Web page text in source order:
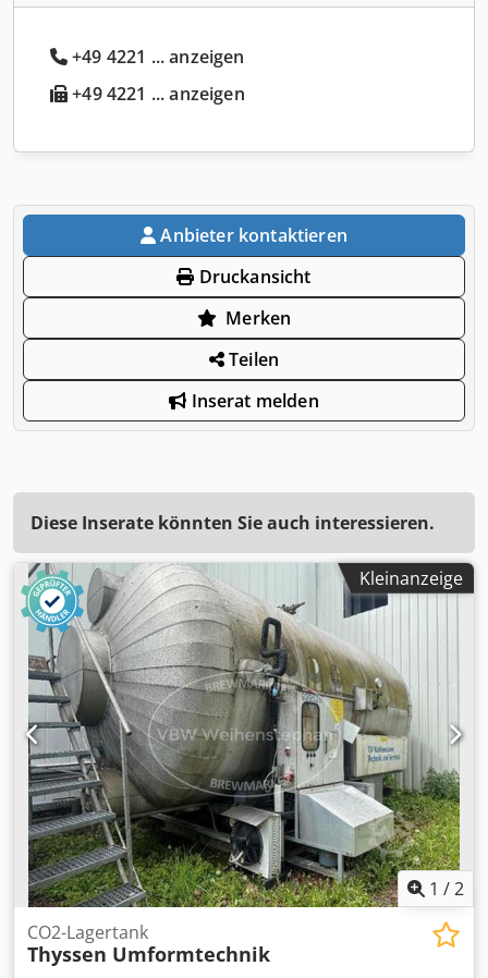
+49 4221 ... anzeigen
+49 4221 ... anzeigen
Anbieter kontaktieren
Druckansicht
Merken
Teilen
Inserat melden
Diese Inserate könnten Sie auch interessieren.
Kleinanzeige
1 /2
CO2-Lagertank
Thyssen Umformtechnik